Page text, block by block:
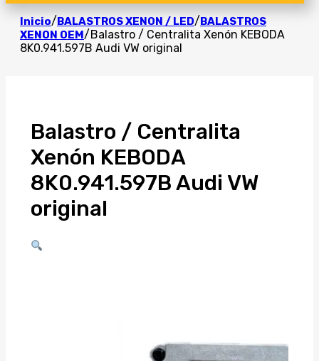
Inicio/BALASTROS XENON / LED/BALASTROS
XENON OEM/Balastro / Centralita Xenón KEBODA
8K0.941.597B Audi VW original
Balastro / Centralita
Xenón KEBODA
8K0.941.597B Audi VW
original